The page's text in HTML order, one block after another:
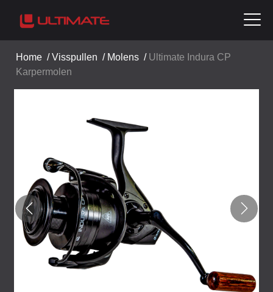
Home /Visspullen / Molens / Ultimate Indura CP
Karpermolen